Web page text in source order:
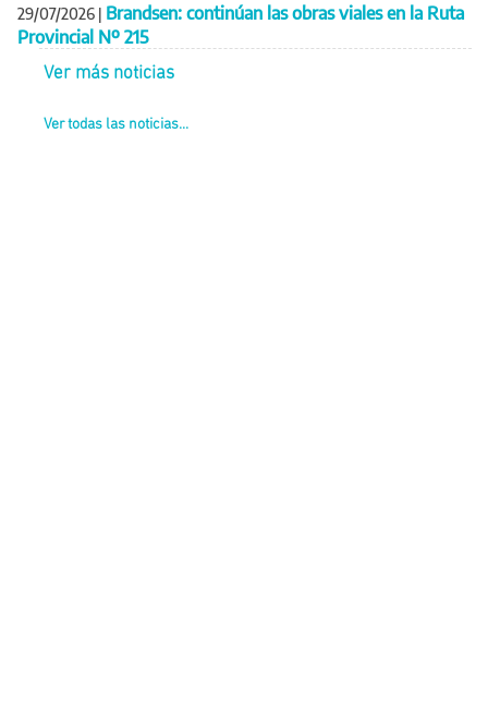
29/07/2026 | Brandsen: continúan las obras viales en la Ruta
Provincial Nº 215
Ver más noticias
Ver todas las noticias...